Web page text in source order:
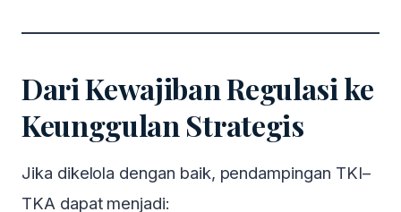
Dari Kewajiban Regulasi ke
Keunggulan Strategis
Jika dikelola dengan baik, pendampingan TKI–
TKA dapat menjadi: